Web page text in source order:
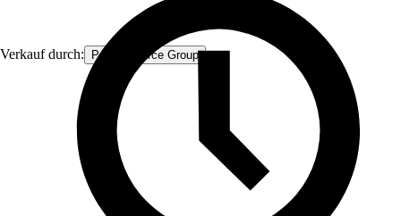
Verkauf durch: Procommerce Group